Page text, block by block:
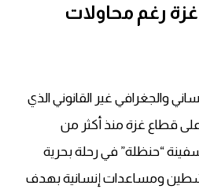
رغم محاولات
والجغرافي غير القانوني الذي
على قطاع غزة منذ أكثر من
“حنظلة” في رحلة بحرية
ومساعدات إنسانية بهدف